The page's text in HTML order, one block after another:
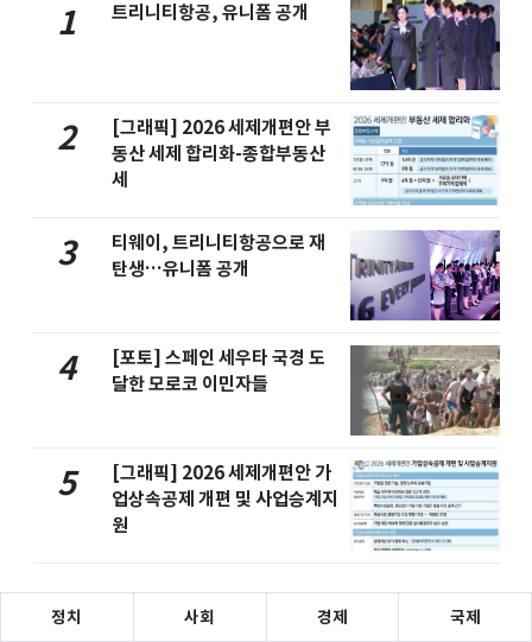
1 트리니티항공, 유니폼 공개
2
[그래픽] 2026 세제개편안 부
동산 세제 합리화-종합부동산
세
3
티웨이, 트리니티항공으로 재
탄생…유니폼 공개
4
[포토] 스페인 세우타 국경 도
달한 모로코 이민자들
5
[그래픽] 2026 세제개편안 가
업상속공제 개편 및 사업승계지
원
정치 사회 경제 국제